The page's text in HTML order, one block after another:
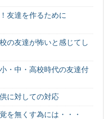
ップ練習。１kmを4分で走る
いはなくなる？その答えを教
友達を作るために
の友達が怖いと感じてし
・中・高校時代の友達付
に対しての対応
を無くす為には・・・